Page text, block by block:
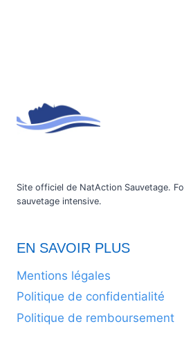
Site officiel de NatAction Sauvetage.
sauvetage intensive.
EN SAVOIR PLUS
Mentions légales
Politique de confidentialité
Politique de remboursement